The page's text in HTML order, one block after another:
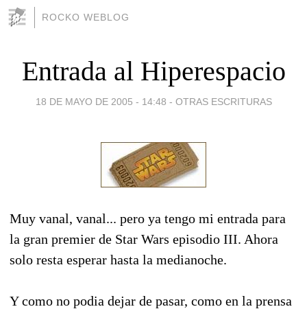
ROCKO WEBLOG
Entrada al Hiperespacio
18 DE MAYO DE 2005 - 14:48 - OTRAS ESCRITURAS
Muy vanal, vanal... pero ya tengo mi entrada para
la gran premier de Star Wars episodio III. Ahora
solo resta esperar hasta la medianoche.
Y como no podia dejar de pasar, como en la prensa